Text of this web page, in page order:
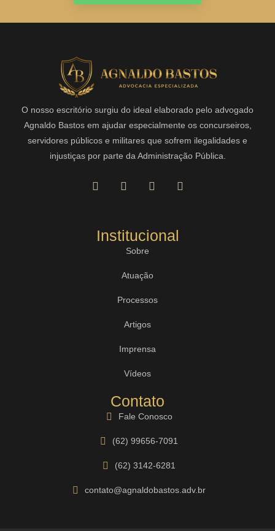
O nosso escritório surgiu do ideal elaborado pelo advogado
Agnaldo Bastos em ajudar especialmente os concurseiros,
servidores públicos e militares que sofrem ilegalidades e
injustiças por parte da Administração Pública.
Institucional
Sobre
Atuação
Processos
Artigos
Imprensa
Vídeos
Contato
Fale Conosco
(62) 99656-7091
(62) 3142-6281
contato@agnaldobastos.adv.br